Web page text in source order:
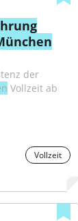
Vollzeit ab
Vollzeit